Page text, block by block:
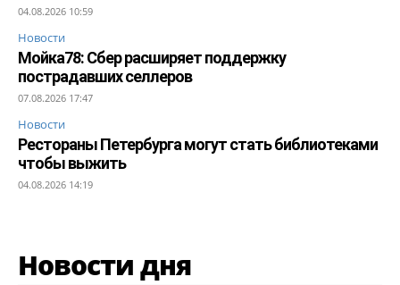
04.08.2026 10:59
Новости
Мойка78: Сбер расширяет поддержку
пострадавших селлеров
07.08.2026 17:47
Новости
Рестораны Петербурга могут стать библиотеками
чтобы выжить
04.08.2026 14:19
Новости дня